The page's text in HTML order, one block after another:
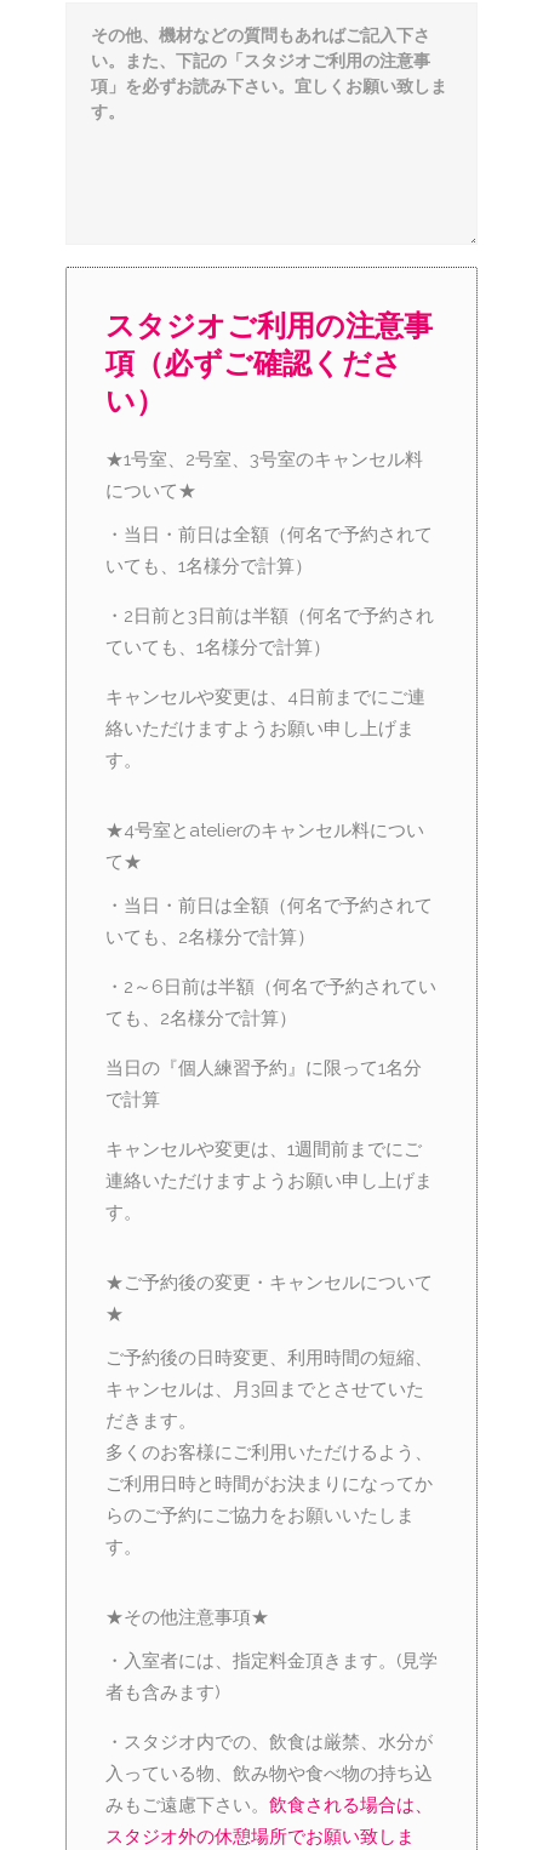
スタジオご利用の注意事
項（必ずご確認くださ
い）
★1号室、2号室、3号室のキャンセル料
について★
・当日・前日は全額（何名で予約されて
いても、1名様分で計算）
・2日前と3日前は半額（何名で予約され
ていても、1名様分で計算）
キャンセルや変更は、4日前までにご連
絡いただけますようお願い申し上げま
す。
★4号室とatelierのキャンセル料につい
て★
・当日・前日は全額（何名で予約されて
いても、2名様分で計算）
・2～6日前は半額（何名で予約されてい
ても、2名様分で計算）
当日の『個人練習予約』に限って1名分
で計算
キャンセルや変更は、1週間前までにご
連絡いただけますようお願い申し上げま
す。
★ご予約後の変更・キャンセルについて
★
ご予約後の日時変更、利用時間の短縮、
キャンセルは、月3回までとさせていた
だきます。
多くのお客様にご利用いただけるよう、
ご利用日時と時間がお決まりになってか
らのご予約にご協力をお願いいたしま
す。
★その他注意事項★
・入室者には、指定料金頂きます。(見学
者も含みます)
・スタジオ内での、飲食は厳禁、水分が
入っている物、飲み物や食べ物の持ち込
みもご遠慮下さい。 飲食される場合は、
スタジオ外の休憩場所でお願い致しま